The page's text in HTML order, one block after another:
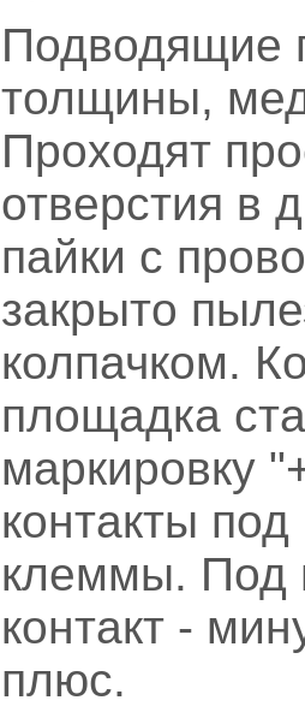
Подводящие
толщины,
Проходят
отверстия в
пайки с
закрыто
колпачком.
площадка
маркировку
контакты
клеммы. Под
контакт -
плюс.